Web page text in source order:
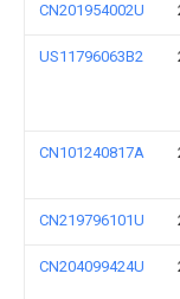
CN201954002U
US11796063B2
CN101240817A
CN219796101U
CN204099424U